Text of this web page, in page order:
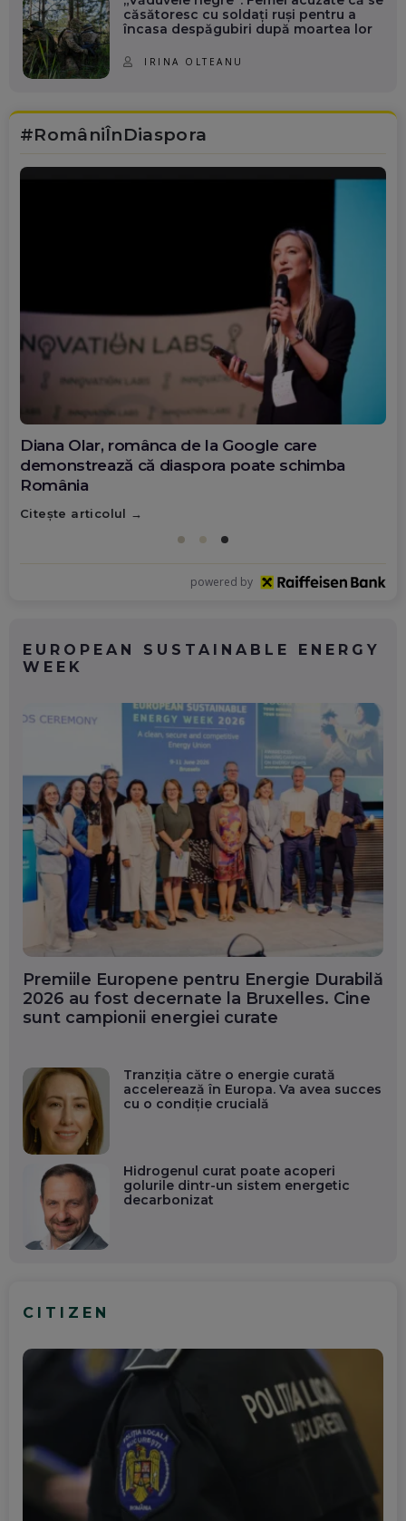
căsătoresc cu soldați ruși pentru a
încasa despăgubiri după moartea lor
IRINA OLTEANU
#RomâniÎnDiaspora
Diana Olar, românca de la Google care
demonstrează că diaspora poate schimba
România
Citește articolul
powered by
EUROPEAN SUSTAINABLE ENERGY
WEEK
Premiile Europene pentru Energie Durabilă
2026 au fost decernate la Bruxelles. Cine
sunt campionii energiei curate
Tranziția către o energie curată
accelerează în Europa. Va avea succes
cu o condiție crucială
Hidrogenul curat poate acoperi
golurile dintr-un sistem energetic
decarbonizat
CITIZEN